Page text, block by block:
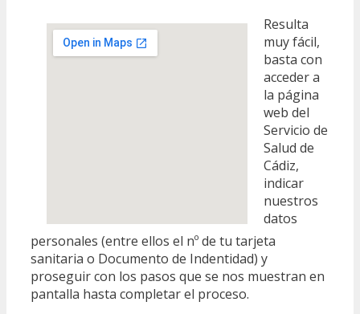
Resulta
muy fácil,
basta con
acceder a
la página
web del
Servicio de
Salud de
Cádiz,
indicar
nuestros
datos
personales (entre ellos el nº de tu tarjeta
sanitaria o Documento de Indentidad) y
proseguir con los pasos que se nos muestran en
pantalla hasta completar el proceso.